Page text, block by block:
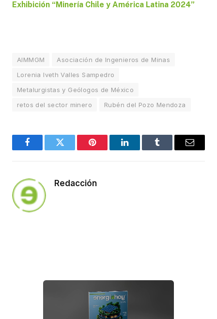
Exhibición “Minería Chile y América Latina 2024”
AIMMGM
Asociación de Ingenieros de Minas
Lorenia Iveth Valles Sampedro
Metalurgistas y Geólogos de México
retos del sector minero
Rubén del Pozo Mendoza
FacebookTwitter Pinterest LinkedInTumblr Email
Redacción